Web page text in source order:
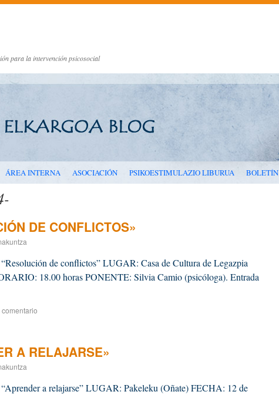
para la intervención psicosocial
ÁREA INTERNA ASOCIACIÓN PSIKOESTIMULAZIO LIBURUA BOLETÍN
DE CONFLICTOS»
de conflictos” LUGAR: Casa de Cultura de Legazpia
18.00 horas PONENTE: Silvia Camio (psicóloga). Entrada
A RELAJARSE»
a relajarse” LUGAR: Pakeleku (Oñate) FECHA: 12 de